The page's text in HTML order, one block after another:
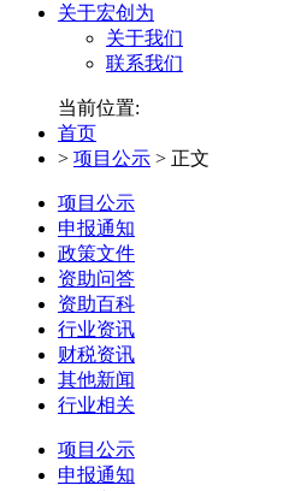
关于宏创为
关于我们
联系我们
当前位置:
首页
> 项目公示 > 正文
项目公示
申报通知
政策文件
资助问答
资助百科
行业资讯
财税资讯
其他新闻
行业相关
项目公示
申报通知